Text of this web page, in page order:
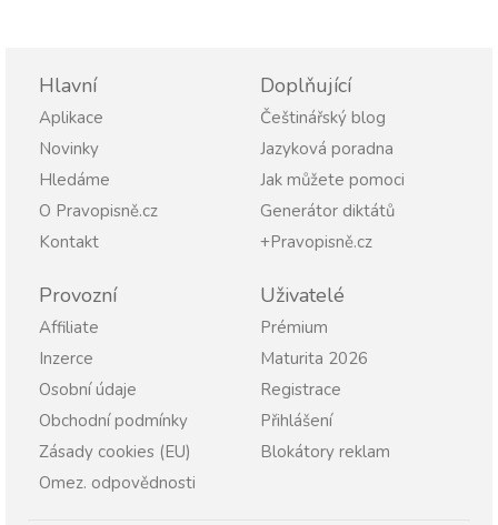
Hlavní
Aplikace
Novinky
Hledáme
O Pravopisně.cz
Kontakt
Doplňující
Češtinářský blog
Jazyková poradna
Jak můžete pomoci
Generátor diktátů
+Pravopisně.cz
Provozní
Affiliate
Inzerce
Osobní údaje
Obchodní podmínky
Zásady cookies (EU)
Omez. odpovědnosti
Uživatelé
Prémium
Maturita 2026
Registrace
Přihlášení
Blokátory reklam